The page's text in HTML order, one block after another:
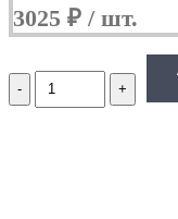
3025 ₽
Количество
Барабан